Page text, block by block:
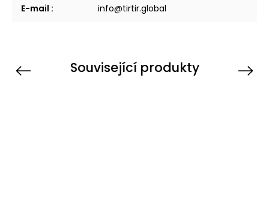
E-mail : info@tirtir.global
Související produkty
Previous Next